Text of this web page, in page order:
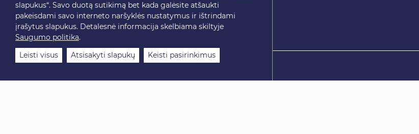
slapukus“. Savo duotą sutikimą bet kada galėsite atšaukti
pakeisdami savo interneto naršyklės nustatymus ir ištrindami
įrašytus slapukus. Detalesnė informacija skelbiama skiltyje
Saugumo politika.
Leisti visus
Atsisakyti slapukų Keisti pasirinkimus